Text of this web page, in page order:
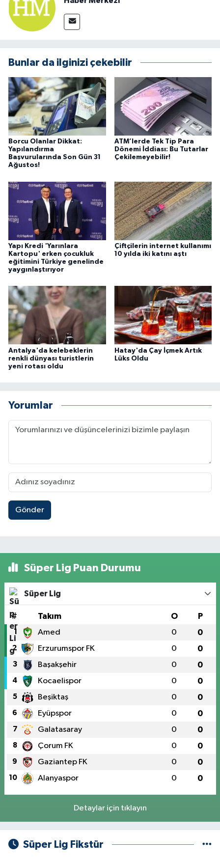
Bunlar da ilginizi çekebilir
Borcu Olanlar Dikkat:
Yapılandırma
Başvurularında Son Gün 31
Ağustos!
ATM’lerde Tek Tip Para
Dönemi İddiası: Bu Tutarlar
Çekilemeyebilir!
Yapı Kredi 'Yarınlara
Kartopu' erken çocukluk
eğitimini Türkiye genelinde
yaygınlaştırıyor
Çiftçilerin internet kullanımı
10 yılda iki katını aştı
Antalya'da kelebeklerin
renkli dünyası turistlerin
yeni rotası oldu
Hatay'da Çay İçmek Artık
Lüks Oldu
Yorumlar
Gönder
Süper Lig Puan Durumu
Süper Lig
# Takım O P
1 Amed 0 0
2 Erzurumspor FK 0 0
3 Başakşehir 0 0
4 Kocaelispor 0 0
5 Beşiktaş 0 0
6 Eyüpspor 0 0
7 Galatasaray 0 0
8 Çorum FK 0 0
9 Gaziantep FK 0 0
10 Alanyaspor 0 0
Detaylar için tıklayın
Süper Lig Fikstür